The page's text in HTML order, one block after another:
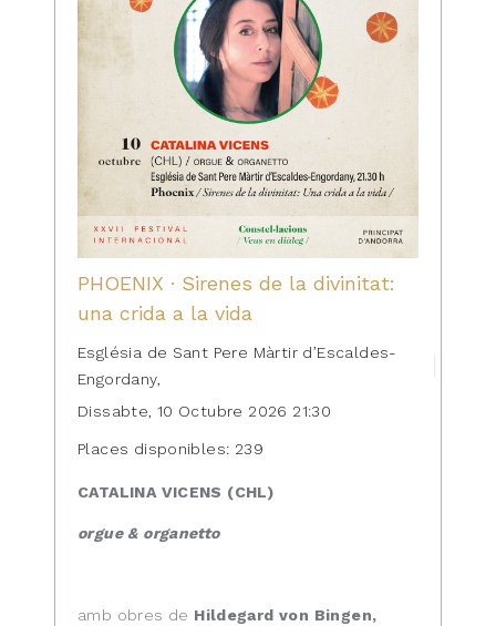
PHOENIX · Sirenes de la divinitat:
una crida a la vida
Església de Sant Pere Màrtir d’Escaldes-
Engordany,
Dissabte, 10 Octubre 2026 21:30
Places disponibles: 239
CATALINA VICENS (CHL)
orgue & organetto
amb obres de Hildegard von Bingen,